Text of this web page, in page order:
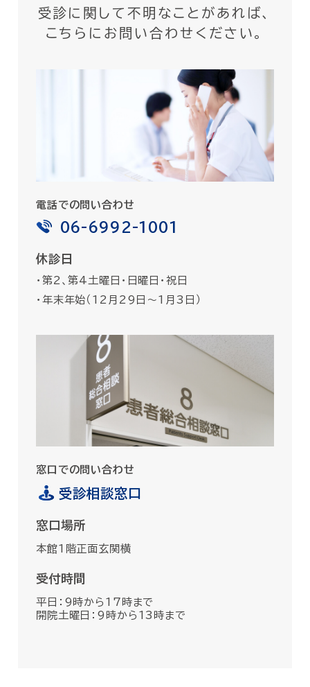
受診に関して不明なことがあれば、
こちらにお問い合わせください。
電話での問い合わせ
06-6992-1001
休診日
・第2、第4土曜日・日曜日・祝日
・年末年始（12月29日〜1月3日）
窓口での問い合わせ
受診相談窓口
窓口場所
本館1階正面玄関横
受付時間
平日：9時から17時まで
開院土曜日：9時から13時まで